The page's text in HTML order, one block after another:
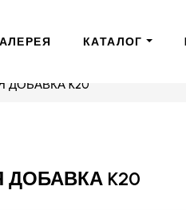
КАТАЛОГ
ДОБАВКА K20
K20